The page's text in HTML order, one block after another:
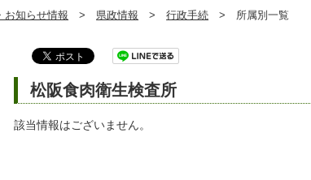
お知らせ情報 > 県政情報 > 行政手続 > 所属別一覧
松阪食肉衛生検査所
該当情報はございません。